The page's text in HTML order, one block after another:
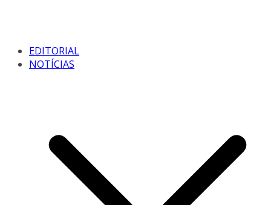
EDITORIAL
NOTÍCIAS